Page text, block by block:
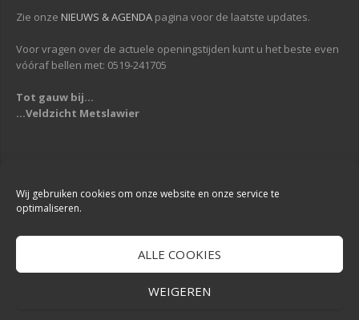
Wij gebruiken cookies om onze website en onze service te
optimaliseren.
ALLE COOKIES
WEIGEREN
Zie onze NIEUWS & AGENDA pagina voor de laatste updates.
Voor vragen over de actuele openingstijden kunt u het beste even
vóóraf bellen met: 0519-241705
Tot gauw bij...
...Veldzicht Metslawier
| Webdesign & Development -DigiReus